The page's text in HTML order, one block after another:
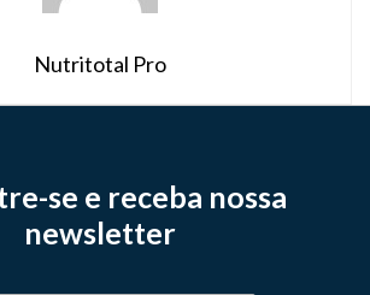
Nutritotal Pro
se e receba nossa
newsletter